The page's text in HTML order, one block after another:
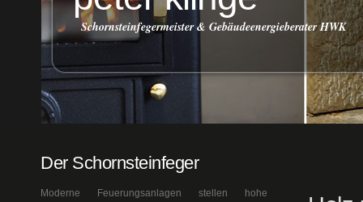
Schornsteinfegermeister & Gebäudeenergieberater HWK
Der Schornsteinfeger
Moderne Feuerungsanlagen stellen hohe